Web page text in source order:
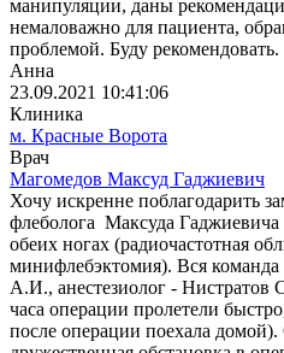
манипуляции, даны
немаловажно для пациента,
проблемой. Буду рекомендовать.
Анна
23.09.2021 10:41:06
Клиника
м. Красные Ворота
Врач
Магомедов Максуд Гаджиевич
Хочу искренне поблагодарить
флеболога Максуда
обеих ногах (радиочастотная
минифлебэктомия). Вся
А.И., анестезиолог - Нистратов
часа операции пролетели
после операции поехала домой).